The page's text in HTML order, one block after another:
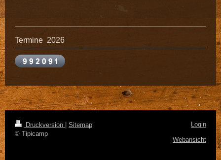
Termine 2026
Druckversion
Sitemap
© Tipicamp
Login
Webansicht